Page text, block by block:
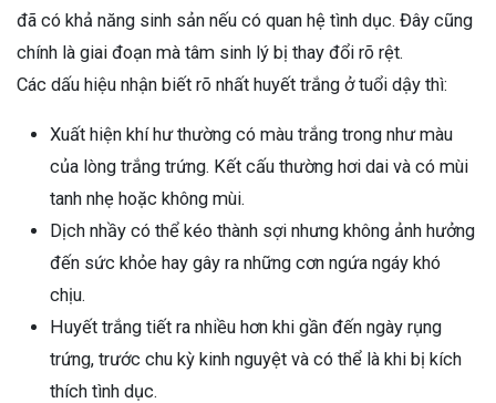
đã có khả năng sinh sản nếu có quan hệ tình dục. Đây cũng
chính là giai đoạn mà tâm sinh lý bị thay đổi rõ rệt.
Các dấu hiệu nhận biết rõ nhất huyết trắng ở tuổi dậy thì:
Xuất hiện khí hư thường có màu trắng trong như màu
của lòng trắng trứng. Kết cấu thường hơi dai và có mùi
tanh nhẹ hoặc không mùi.
Dịch nhầy có thể kéo thành sợi nhưng không ảnh hưởng
đến sức khỏe hay gây ra những cơn ngứa ngáy khó
chịu.
Huyết trắng tiết ra nhiều hơn khi gần đến ngày rụng
trứng, trước chu kỳ kinh nguyệt và có thể là khi bị kích
thích tình dục.